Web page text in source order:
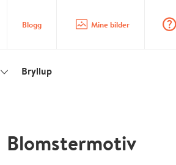
Blogg image_placeholder Mine bilder question_mark_circle
slim_arrow_down Bryllup
Blomstermotiv